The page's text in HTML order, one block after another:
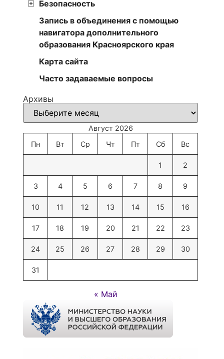
Безопасность
Запись в объединения с помощью
навигатора дополнительного
образования Красноярского края
Карта сайта
Часто задаваемые вопросы
Архивы
Август 2026
Пн
Вт Ср Чт Пт Сб Вс
1 2
3 4 5 6 7 8 9
10 11 12 13 14 15 16
17 18 19 20 21 22 23
24 25 26 27 28 29 30
31
« Май